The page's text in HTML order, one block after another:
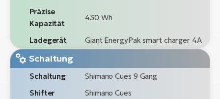
Präzise
Kapazität
430 Wh
Ladegerät Giant EnergyPak smart charger 4A
Schaltung
Schaltung
Shimano Cues 9 Gang
Shifter
Shimano Cues